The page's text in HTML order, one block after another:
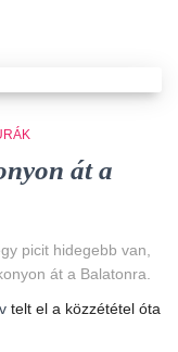
át a
picit hidegebb van,
át a Balatonra.
telt el a közzététel óta